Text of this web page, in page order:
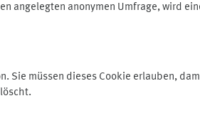
angelegten anonymen Umfrage, wird
müssen dieses Cookie erlauben,